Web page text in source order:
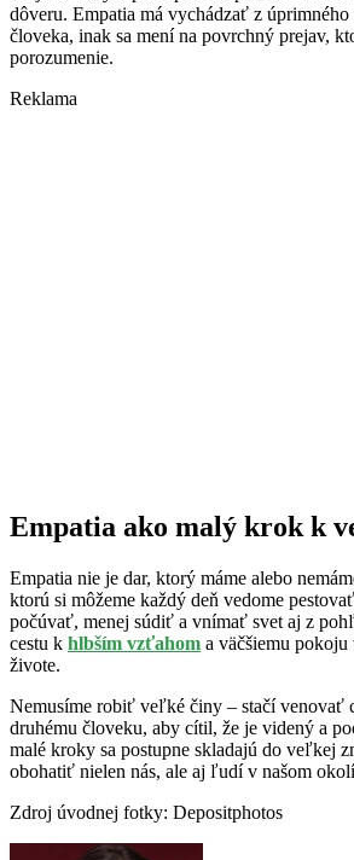
dôveru. Empatia má vychádzať z
človeka, inak sa mení na povrchný prejav,
porozumenie.
Reklama
Empatia ako malý krok k
Empatia nie je dar, ktorý máme alebo
ktorú si môžeme každý deň vedome
počúvať, menej súdiť a vnímať svet aj z
cestu k hlbším vzťahom a väčšiemu
živote.
Nemusíme robiť veľké činy – stačí venovať
druhému človeku, aby cítil, že je videný a
malé kroky sa postupne skladajú do veľkej
obohatiť nielen nás, ale aj ľudí v našom
Zdroj úvodnej fotky: Depositphotos